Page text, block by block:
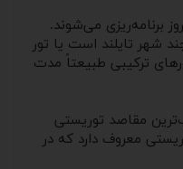
تورهای تایلند معمولاً بین ۷ روز تا ۱۴ روز برنامه‌ریزی می‌شوند.
شهر تایلند است یا تور
ترکیبی طبیعتاً مدت
مقاصد توریستی
معروف دارد که در